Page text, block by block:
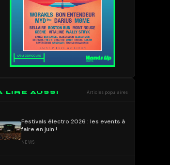
LIRE AUSSI Articles populaires
Festivals électro 2026 : les events à
faire en juin !
NEWS